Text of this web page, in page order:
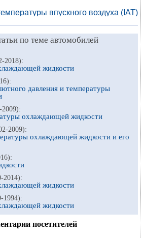
впускного воздуха (IAT)
по теме автомобилей
2018):
жидкости
давления и температуры
охлаждающей жидкости
2009):
охлаждающей жидкости и его
2014):
жидкости
1994):
жидкости
посетителей